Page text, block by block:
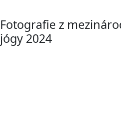
Fotografie z
jógy 2024